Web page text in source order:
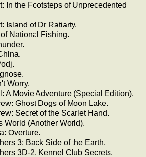
In the Footsteps of Unprecedented
Island of Dr Ratiarty.
National Fishing.
Worry.
A Movie Adventure (Special Edition).
Ghost Dogs of Moon Lake.
Secret of the Scarlet Hand.
World (Another World).
Overture.
3: Back Side of the Earth.
3D-2. Kennel Club Secrets.